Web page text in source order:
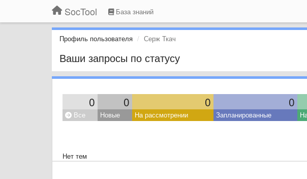
SocTool База знаний
Профиль пользователя Серж Ткач
Ваши запросы по статусу
0 0 0 0
Все Новые На рассмотрении Запланированные
Нет тем